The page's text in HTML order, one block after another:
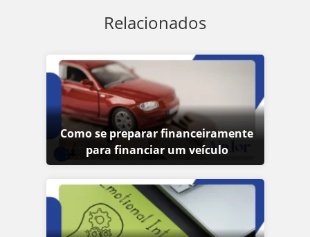
Relacionados
Como se preparar financeiramente
para financiar um veículo